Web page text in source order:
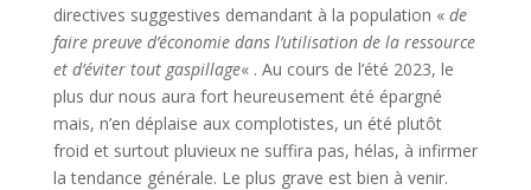
directives suggestives demandant à la population « de
faire preuve d’économie dans l’utilisation de la ressource
et d’éviter tout gaspillage« . Au cours de l’été 2023, le
plus dur nous aura fort heureusement été épargné
mais, n’en déplaise aux complotistes, un été plutôt
froid et surtout pluvieux ne suffira pas, hélas, à infirmer
la tendance générale. Le plus grave est bien à venir.